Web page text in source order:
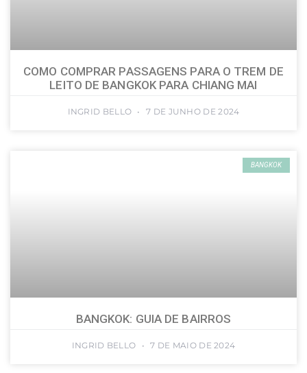
COMO COMPRAR PASSAGENS PARA O TREM DE
LEITO DE BANGKOK PARA CHIANG MAI
INGRID BELLO 7 DE JUNHO DE 2024
BANGKOK
BANGKOK: GUIA DE BAIRROS
INGRID BELLO 7 DE MAIO DE 2024